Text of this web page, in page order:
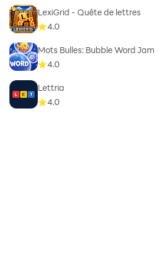
LexiGrid - Quête de lettres
4.0
Mots Bulles: Bubble Word Jam
4.0
Lettria
4.0